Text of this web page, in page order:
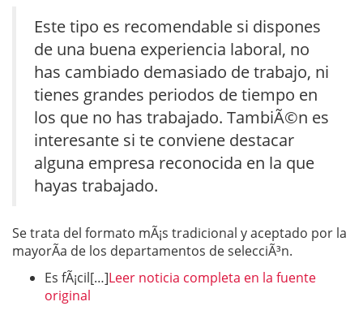
Este tipo es recomendable si dispones
de una buena experiencia laboral, no
has cambiado demasiado de trabajo, ni
tienes grandes periodos de tiempo en
los que no has trabajado. TambiÃ©n es
interesante si te conviene destacar
alguna empresa reconocida en la que
hayas trabajado.
Se trata del formato mÃ¡s tradicional y aceptado por la
mayorÃ­a de los departamentos de selecciÃ³n.
Es fÃ¡cil[…]Leer noticia completa en la fuente
original